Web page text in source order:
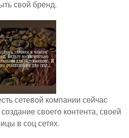
свой бренд.
сетевой компании сейчас
своего контента, своей
в соц сетях.